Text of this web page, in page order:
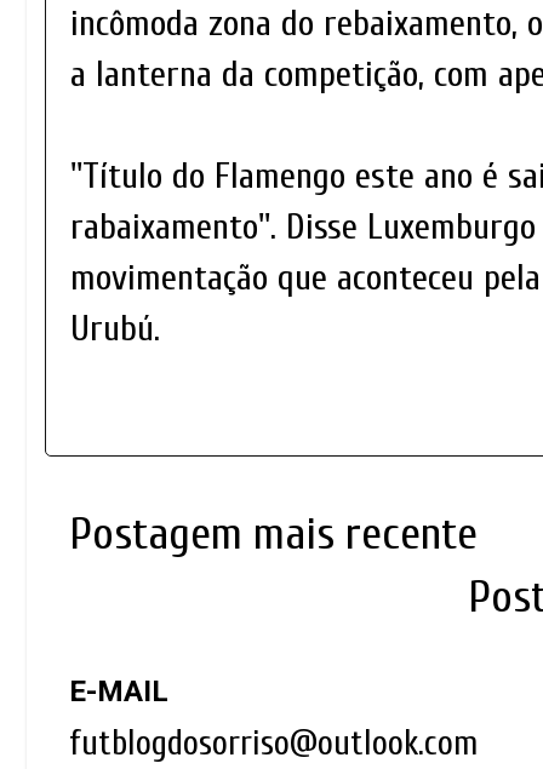
incômoda zona do rebaixamento,
a lanterna da competição, com
''Título do Flamengo este ano é
rabaixamento''. Disse
movimentação que aconteceu
Urubú.
Postagem mais recente
E-MAIL
futblogdosorriso@outlook.com